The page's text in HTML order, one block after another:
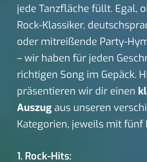
jede Tanzfläche füllt. Egal,
Rock-Klassiker,
oder mitreißende Party-
– wir haben für jeden
richtigen Song im Gepäck.
präsentieren wir dir einen
Auszugaus unseren
Kategorien, jeweils mit fünf
1. Rock-Hits: